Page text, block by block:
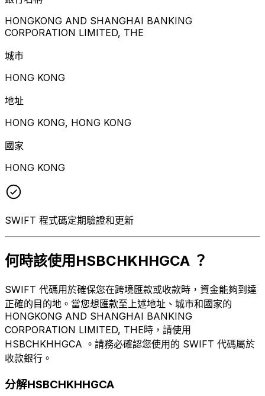
HONGKONG AND SHANGHAI BANKING
CORPORATION LIMITED, THE
城市
HONG KONG
地址
HONG KONG, HONG KONG
國家
HONG KONG
SWIFT 程式碼定期驗證和更新
何時該使用HSBCHKHHGCA ？
SWIFT 代碼用於確保您在跨境匯款或收款時，資金能夠到達
正確的目的地。當您想匯款至上述地址、城市和國家的
HONGKONG AND SHANGHAI BANKING
CORPORATION LIMITED, THE時，請使用
HSBCHKHHGCA 。請務必確認您使用的 SWIFT 代碼屬於
收款銀行。
分解HSBCHKHHGCA